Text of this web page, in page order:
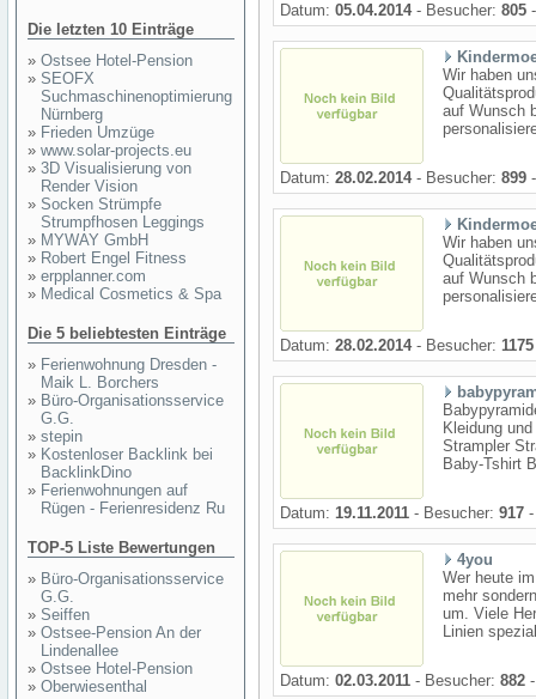
Die letzten 10 Einträge
» Ostsee Hotel-Pension
» SEOFX
Suchmaschinenoptimierung
Nürnberg
» Frieden Umzüge
» www.solar-projects.eu
» 3D Visualisierung von
Render Vision
» Socken Strümpfe
Strumpfhosen Leggings
» MYWAY GmbH
» Robert Engel Fitness
» erpplanner.com
» Medical Cosmetics & Spa
Die 5 beliebtesten Einträge
» Ferienwohnung Dresden -
Maik L. Borchers
» Büro-Organisationsservice
G.G.
» stepin
» Kostenloser Backlink bei
BacklinkDino
» Ferienwohnungen auf
Rügen - Ferienresidenz Ru
TOP-5 Liste Bewertungen
» Büro-Organisationsservice
G.G.
» Seiffen
» Ostsee-Pension An der
Lindenallee
» Ostsee Hotel-Pension
» Oberwiesenthal
Datum: 05.04.2014- Besucher: 805
Wir haben
auf Wunsch
Datum: 28.02.2014- Besucher: 899
Wir haben
auf Wunsch
Datum: 28.02.2014- Besucher: 1175
Kleidung
Strampler
Baby-Tshirt
Datum: 19.11.2011 - Besucher: 917
4you
Wer heute
mehr
um. Viele
Linien
Datum: 02.03.2011 - Besucher: 882